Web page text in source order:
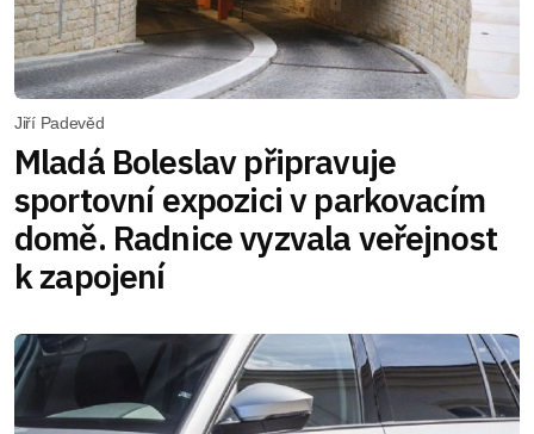
Jiří Padevěd
Mladá Boleslav připravuje
sportovní expozici v parkovacím
domě. Radnice vyzvala veřejnost
k zapojení